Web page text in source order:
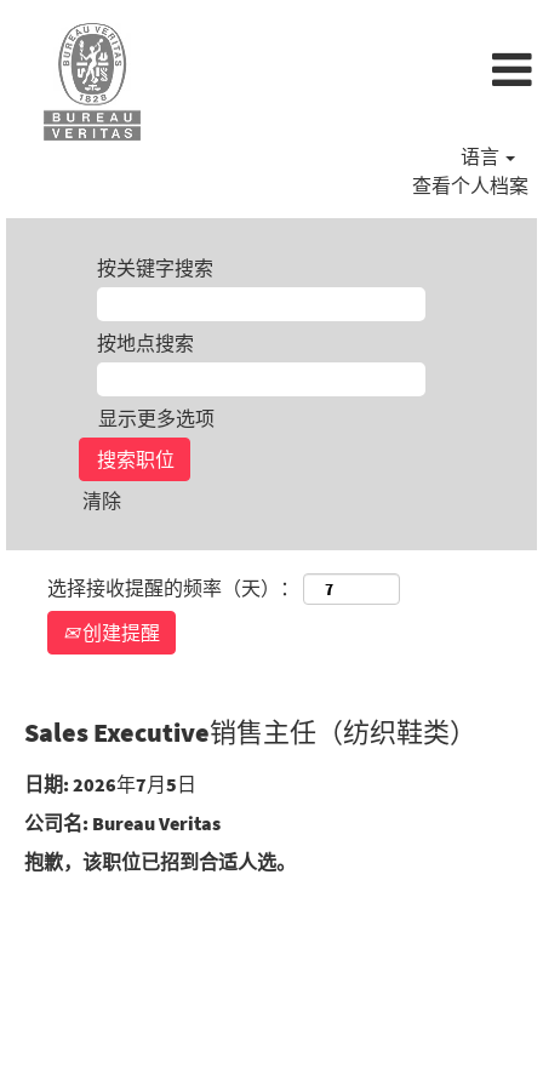
语言
查看个人档案
按关键字搜索
按地点搜索
显示更多选项
清除
选择接收提醒的频率（天）：
创建提醒
Sales Executive销售主任（纺织鞋类）
日期: 2026年7月5日
公司名: Bureau Veritas
抱歉，该职位已招到合适人选。